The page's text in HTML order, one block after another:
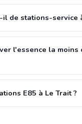
il de stations-service
l'essence la moins
E85 à Le Trait ?